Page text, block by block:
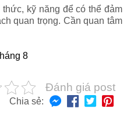
kỹ năng để có thể đảm
quan trọng. Cần quan tâm
8
Đánh giá post
Chia sẻ: